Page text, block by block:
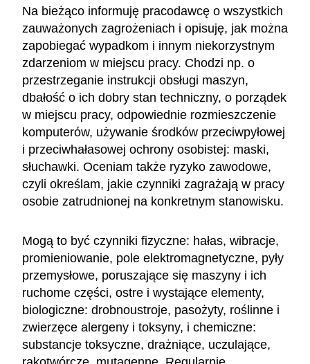
Na bieżąco informuję pracodawcę o wszystkich
zauważonych zagrożeniach i opisuję, jak można
zapobiegać wypadkom i innym niekorzystnym
zdarzeniom w miejscu pracy. Chodzi np. o
przestrzeganie instrukcji obsługi maszyn,
dbałość o ich dobry stan techniczny, o porządek
w miejscu pracy, odpowiednie rozmieszczenie
komputerów, używanie środków przeciwpyłowej
i przeciwhałasowej ochrony osobistej: maski,
słuchawki. Oceniam także ryzyko zawodowe,
czyli określam, jakie czynniki zagrażają w pracy
osobie zatrudnionej na konkretnym stanowisku.
Mogą to być czynniki fizyczne: hałas, wibracje,
promieniowanie, pole elektromagnetyczne, pyły
przemysłowe, poruszające się maszyny i ich
ruchome części, ostre i wystające elementy,
biologiczne: drobnoustroje, pasożyty, roślinne i
zwierzęce alergeny i toksyny, i chemiczne:
substancje toksyczne, drażniące, uczulające,